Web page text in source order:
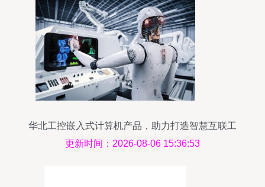
华北工控嵌入式计算机产品，助力打造智慧互联工
厂
更新时间：2026-08-06 15:36:53